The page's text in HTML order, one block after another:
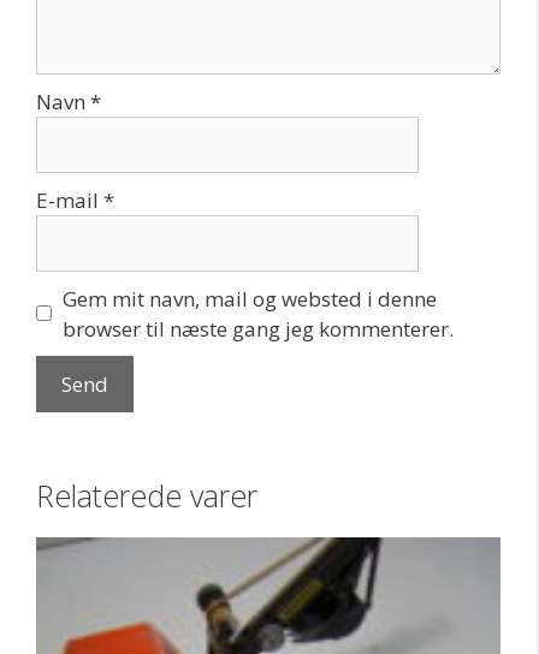
Navn *
E-mail *
Gem mit navn, mail og websted i denne
browser til næste gang jeg kommenterer.
Relaterede varer